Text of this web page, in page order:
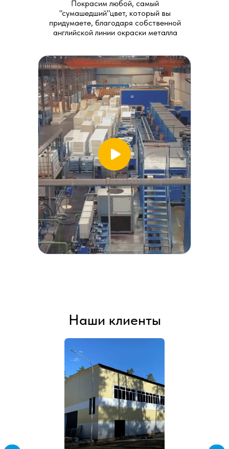
Покрасим любой, самый
"сумашедший"цвет, который вы
придумаете, благодаря собственной
английской линии окраски металла
Наши клиенты